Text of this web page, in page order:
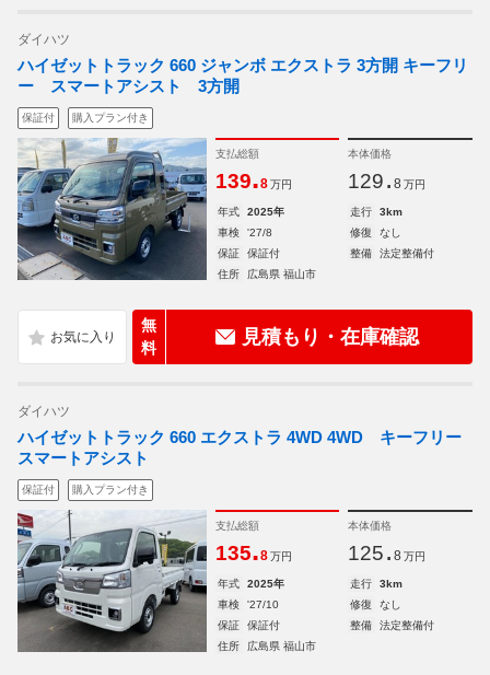
ダイハツ
ハイゼットトラック 660 ジャンボ エクストラ 3方開 キーフリ
ー スマートアシスト 3方開
保証付 購入プラン付き
支払総額
139.8 万円
本体価格
129. 8 万円
年式 2025年 走行
3km
車検
'27/8 修復
なし
保証
保証付 整備
法定整備付
住所
広島県 福山市
無
料
見積もり・在庫確認
ダイハツ
ハイゼットトラック 660 エクストラ 4WD 4WD キーフリー
スマートアシスト
保証付 購入プラン付き
支払総額
135.8 万円
本体価格
125. 8 万円
年式 2025年 走行
3km
車検
'27/10 修復
なし
保証
保証付 整備
法定整備付
住所
広島県 福山市